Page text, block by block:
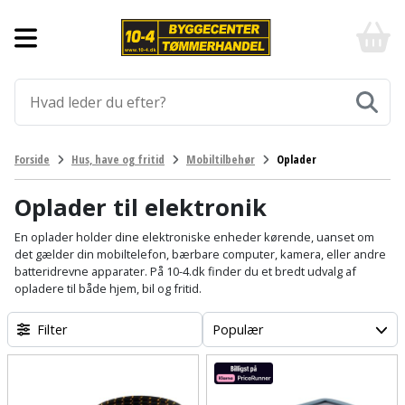
Aluprofiler
Armering
Befæstigelse
Bordplade
Byggeplader
Bygningsbeslag
Gulve
Fliser
og
klinker
Gulvtilbehør
Gulvunderlag
Gulvvarme
Værktøj
Afmærkning
Arbejdsbuk
Arbejdsvogn
Bærehåndtag
Elværktøj
Afkortersav
Afstandsmåler
Arbejdsbord
Havemaskiner
Brændekløver
Buskrydder
Hus,
have
og
fritid
Affaldssortering
-
billigt
og
Klik
Forside Hus, have og fritid Mobiltilbehør Oplader
Oplader til elektronik
En oplader holder dine elektroniske enheder kørende, uanset om
det gælder din mobiltelefon, bærbare computer, kamera, eller andre
batteridrevne apparater. På 10-4.dk finder du et bredt udvalg af
opladere til både hjem, bil og fritid.
Filter Populær